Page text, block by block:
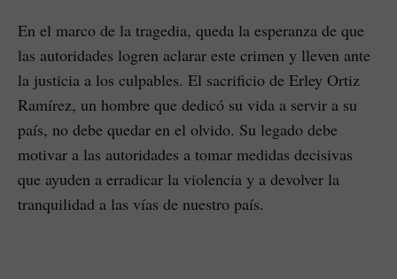
En el marco de la tragedia, queda la esperanza de que
las autoridades logren aclarar este crimen y lleven ante
la justicia a los culpables. El sacrificio de Erley Ortiz
Ramírez, un hombre que dedicó su vida a servir a su
país, no debe quedar en el olvido. Su legado debe
motivar a las autoridades a tomar medidas decisivas
que ayuden a erradicar la violencia y a devolver la
tranquilidad a las vías de nuestro país.